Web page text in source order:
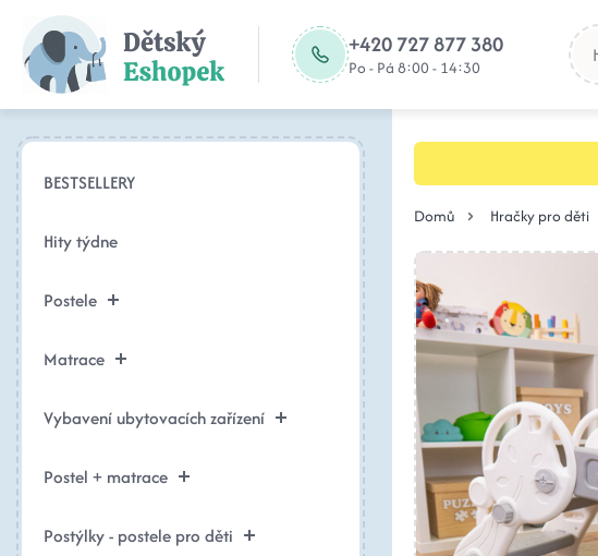
+420 727 877 380
Po - Pá 8:00 - 14:30
BESTSELLERY
Hity týdne
Postele
Matrace
Vybavení ubytovacích zařízení
Postel + matrace
Postýlky - postele pro děti
Domů Hračky pro děti